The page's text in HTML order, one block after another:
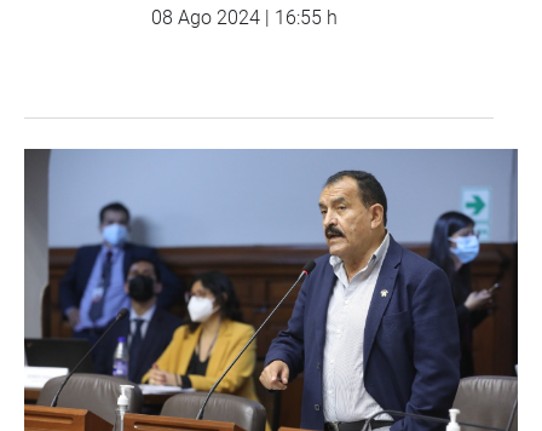
08 Ago 2024 | 16:55 h